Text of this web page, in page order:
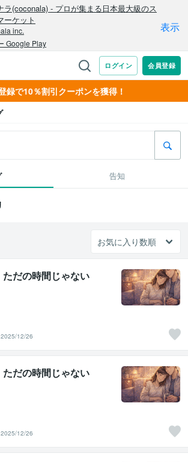
録で10％割引クーポンを獲得！
告知
だの時間じゃない
2025/12/26
だの時間じゃない
2025/12/26